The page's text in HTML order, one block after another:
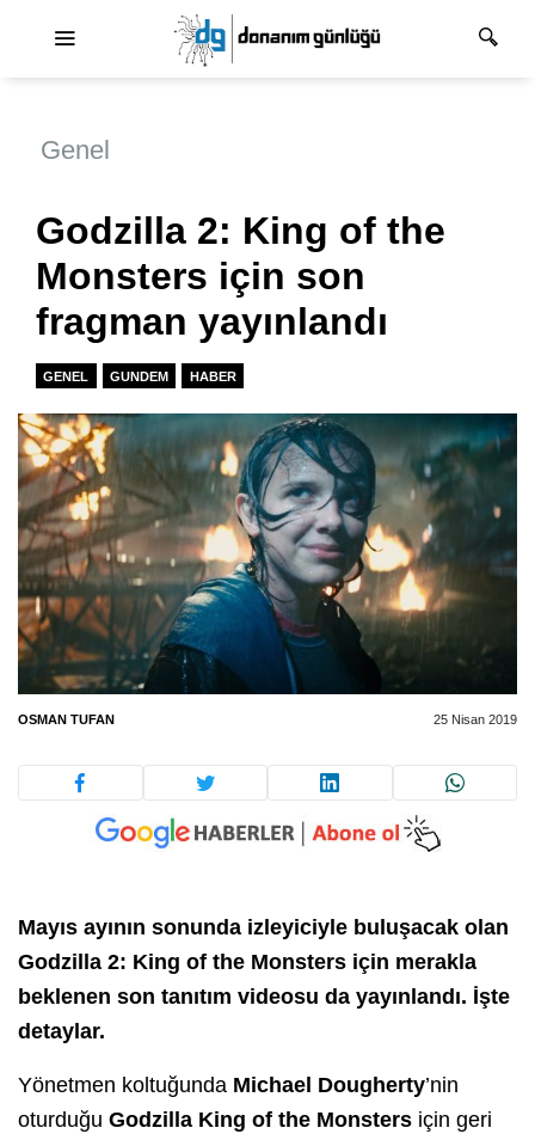
Genel
Godzilla 2: King of the
Monsters için son
fragman yayınlandı
GENEL GUNDEM HABER
OSMAN TUFAN 25 Nisan 2019
Mayıs ayının sonunda izleyiciyle buluşacak olan
Godzilla 2: King of the Monsters için merakla
beklenen son tanıtım videosu da yayınlandı. İşte
detaylar.
Yönetmen koltuğunda Michael Dougherty’nin
oturduğu Godzilla King of the Monsters için geri